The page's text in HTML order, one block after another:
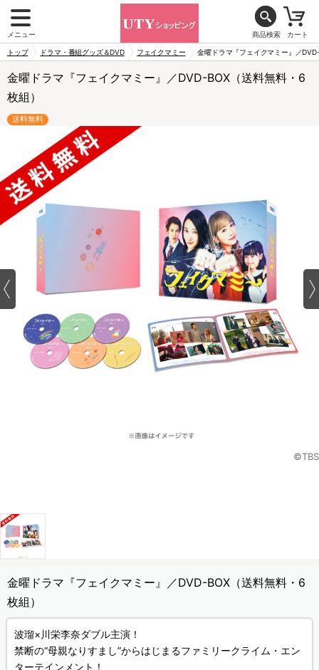
メニュー 商品検索 カート
トップ ドラマ・番組グッズ＆DVD フェイクマミー 金曜ドラマ『フェイクマミー』／
金曜ドラマ『フェイクマミー』／DVD-BOX（送料無料・6
枚組）
送料無料
©TBS
金曜ドラマ『フェイクマミー』／DVD-BOX（送料無料・6
枚組）
波瑠×川栄李奈ダブル主演！
禁断の“母親なりすまし”からはじまるファミリークライム・エン
ターテインメント！